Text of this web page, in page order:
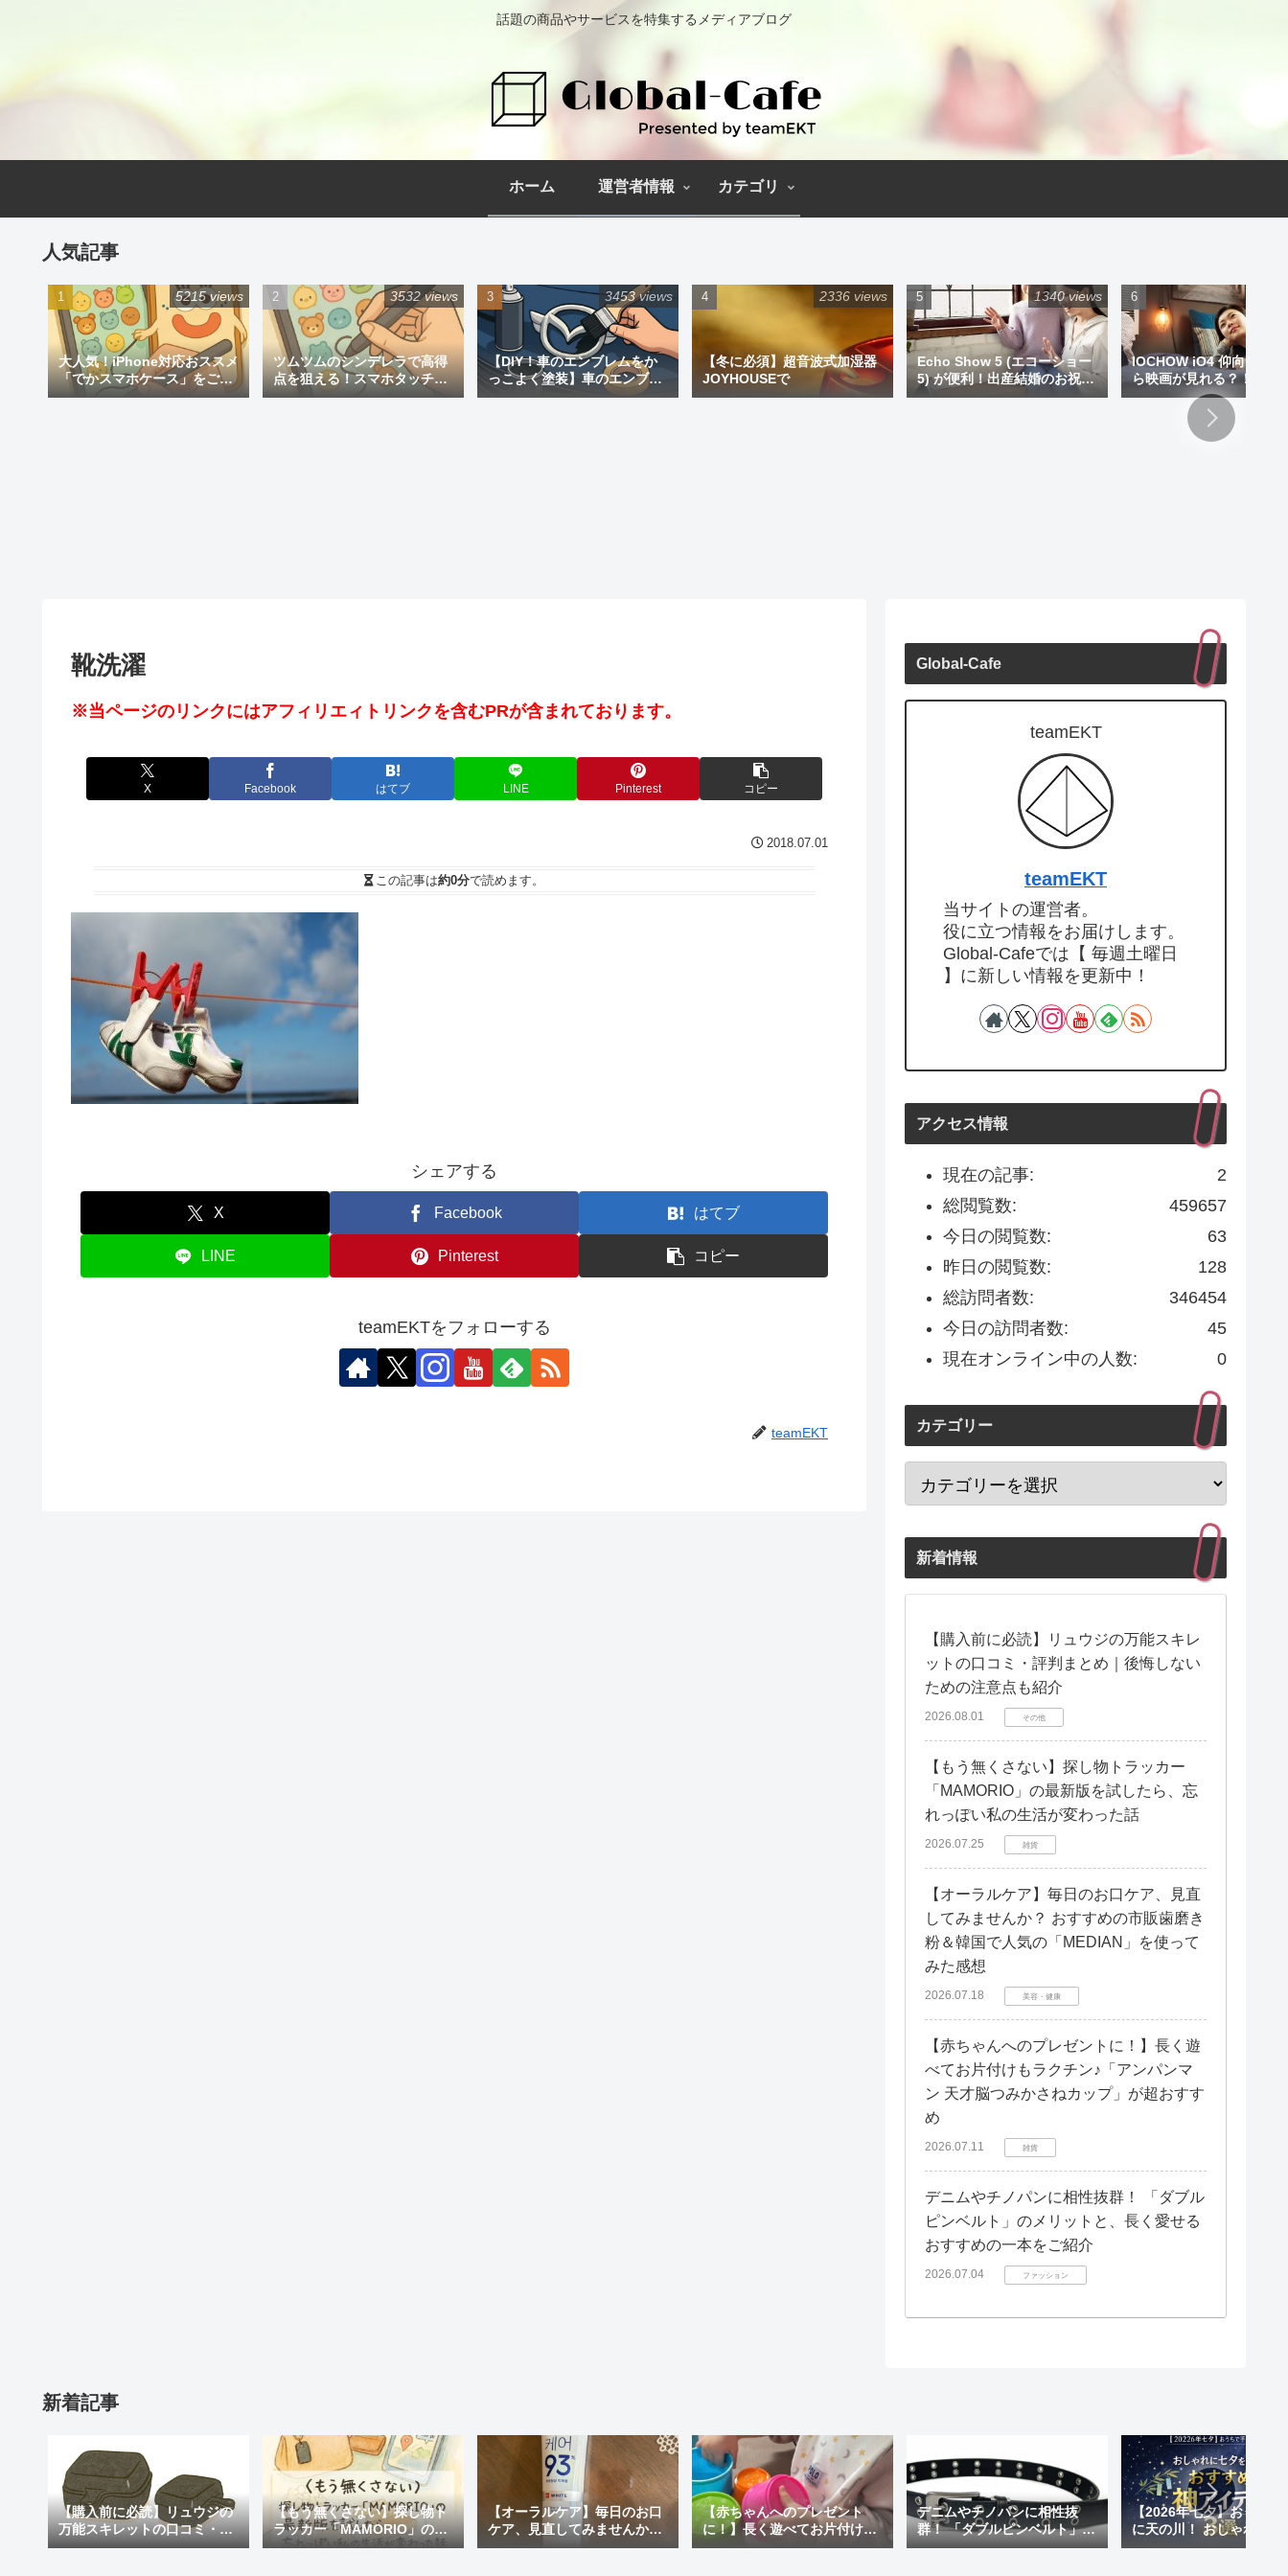
話題の商品やサービスを特集するメディアブログ
ホーム 運営者情報 カテゴリ
人気記事
大人気！iPhone対応おススメ
「でかスマホケース」をご紹
介
5215 views
ツムツムのシンデレラで高得
点を狙える！スマホタッチペ
ン
3532 views
【DIY！車のエンブレムをか
っこよく塗装】車のエンブレ
ム塗装｜道具と失敗しない手
3453 views
【冬に必須】超音波式加湿器
JOYHOUSEで
2336 views
Echo Show 5 (エコーショー
5) が便利！出産結婚のお祝い
にプレゼントもアリです！
1340 views
IOCHOW iO4 仰向けで寝
ら映画が見れる？！ミニ
ジェクター
靴洗濯
※当ページのリンクにはアフィリエィトリンクを含むPRが含まれております。
X Facebook はてブ LINE Pinterest コピー
2018.07.01
この記事は約0分で読めます。
シェアする
X Facebook はてブ
LINE Pinterest コピー
teamEKTをフォローする
teamEKT
Global-Cafe
teamEKT
teamEKT
当サイトの運営者。
役に立つ情報をお届けします。
Global-Cafeでは【 毎週土曜日
】に新しい情報を更新中！
アクセス情報
2
現在の記事:
459657
総閲覧数:
63
今日の閲覧数:
128
昨日の閲覧数:
346454
総訪問者数:
45
今日の訪問者数:
0
現在オンライン中の人数:
カテゴリー
新着情報
【購入前に必読】リュウジの万能スキレ
ットの口コミ・評判まとめ｜後悔しない
ための注意点も紹介
2026.08.01 その他
【もう無くさない】探し物トラッカー
「MAMORIO」の最新版を試したら、忘
れっぽい私の生活が変わった話
2026.07.25 雑貨
【オーラルケア】毎日のお口ケア、見直
してみませんか？ おすすめの市販歯磨き
粉＆韓国で人気の「MEDIAN」を使って
みた感想
2026.07.18 美容・健康
【赤ちゃんへのプレゼントに！】長く遊
べてお片付けもラクチン♪「アンパンマ
ン 天才脳つみかさねカップ」が超おすす
め
2026.07.11 雑貨
デニムやチノパンに相性抜群！ 「ダブル
ピンベルト」のメリットと、長く愛せる
おすすめの一本をご紹介
2026.07.04 ファッション
新着記事
【購入前に必読】リュウジの
万能スキレットの口コミ・評
判まとめ｜後悔しないための
【もう無くさない】探し物ト
ラッカー「MAMORIO」の最
新版を試したら、忘れっぽい
【オーラルケア】毎日のお口
ケア、見直してみませんか？
おすすめの市販歯磨き粉＆韓
【赤ちゃんへのプレゼント
に！】長く遊べてお片付けも
ラクチン♪「アンパンマン 天
デニムやチノパンに相性抜
群！ 「ダブルピンベルト」の
メリットと、長く愛せるおす
【2026年七夕】おうちで
に天の川！ おしゃれに七
楽しむ「おすすめ神アイ